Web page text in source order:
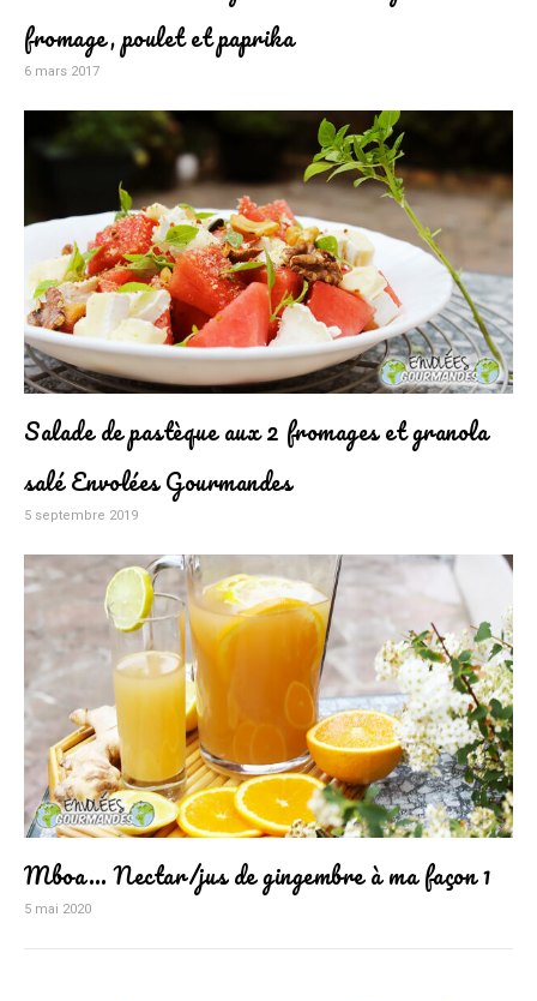
fromage, poulet et paprika
6 mars 2017
Salade de pastèque aux 2 fromages et granola
salé Envolées Gourmandes
5 septembre 2019
Mboa… Nectar/jus de gingembre à ma façon 1
5 mai 2020